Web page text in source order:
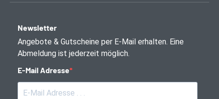
Newsletter
Angebote & Gutscheine per E-Mail erhalten. Eine
Abmeldung ist jederzeit möglich.
E-Mail Adresse